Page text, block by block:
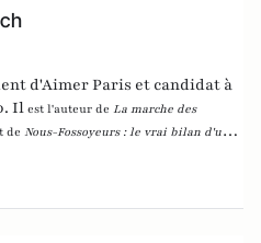
d'Aimer Paris et candidat à
Il est l'auteur de La marche des
de Nous-Fossoyeurs : le vrai bilan d'un